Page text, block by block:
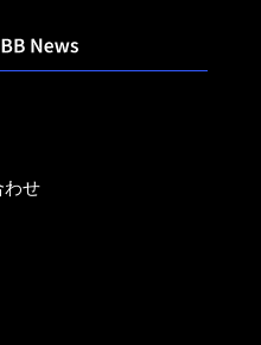
わせ